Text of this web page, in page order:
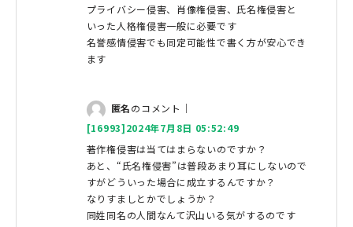
プライバシー侵害、肖像権侵害、氏名権侵害と
いった人格権侵害一般に必要です
名誉感情侵害でも同定可能性で書く方が安心でき
ます
匿名のコメント｜
[16993]2024年7月8日 05:52:49
著作権侵害は当てはまらないのですか？
あと、“氏名権侵害”は普段あまり耳にしないので
すがどういった場合に成立するんですか？
なりすましとかでしょうか？
同姓同名の人間なんて沢山いる気がするのです